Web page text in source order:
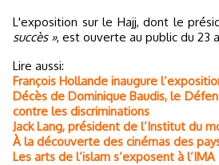
L'exposition sur le Hajj, dont le
succès », est ouverte au public du 23
Lire aussi:
François Hollande inaugure
Décès de Dominique Baudis, le
contre les discriminations
Jack Lang, président de l’Institut du
À la découverte des cinémas des
Les arts de l’islam s’exposent à l’IMA